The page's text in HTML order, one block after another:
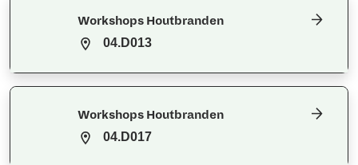
Workshops Houtbranden
04.D013
Workshops Houtbranden
04.D017